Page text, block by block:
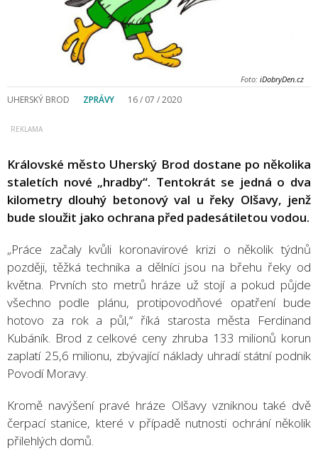
Foto: iDobryDen.cz
UHERSKÝ BROD ZPRÁVY 16 / 07 / 2020
Královské město Uherský Brod dostane po několika
staletích nové „hradby“. Tentokrát se jedná o dva
kilometry dlouhý betonový val u řeky Olšavy, jenž
bude sloužit jako ochrana před padesátiletou vodou.
„Práce začaly kvůli koronavirové krizi o několik týdnů
později, těžká technika a dělníci jsou na břehu řeky od
května. Prvních sto metrů hráze už stojí a pokud půjde
všechno podle plánu, protipovodňové opatření bude
hotovo za rok a půl,“ říká starosta města Ferdinand
Kubáník. Brod z celkové ceny zhruba 133 milionů korun
zaplatí 25,6 milionu, zbývající náklady uhradí státní podnik
Povodí Moravy.
Kromě navýšení pravé hráze Olšavy vzniknou také dvě
čerpací stanice, které v případě nutnosti ochrání několik
přilehlých domů.